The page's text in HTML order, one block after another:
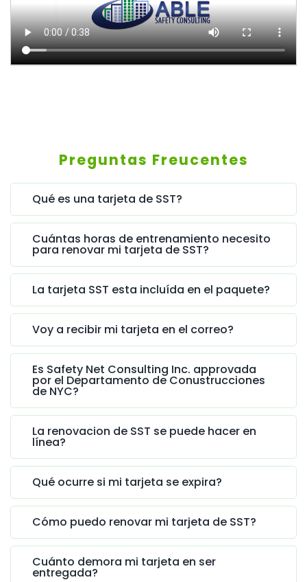
Preguntas Freucentes
Qué es una tarjeta de SST?
Cuántas horas de entrenamiento necesito
para renovar mi tarjeta de SST?
La tarjeta SST esta incluída en el paquete?
Voy a recibir mi tarjeta en el correo?
Es Safety Net Consulting Inc. approvada
por el Departamento de Conustrucciones
de NYC?
La renovacion de SST se puede hacer en
línea?
Qué ocurre si mi tarjeta se expira?
Cómo puedo renovar mi tarjeta de SST?
Cuánto demora mi tarjeta en ser
entregada?